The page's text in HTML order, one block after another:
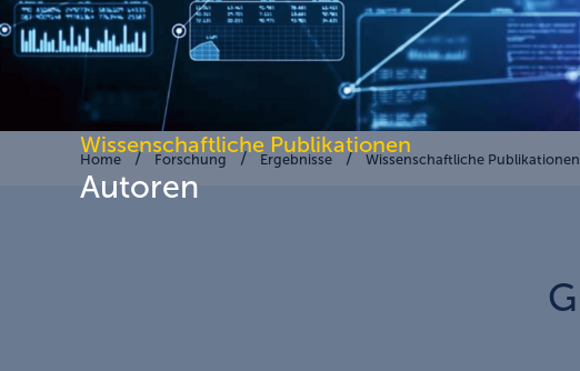
Wissenschaftliche Publikationen
Autoren
Home Forschung Ergebnisse Wissenschaftliche Publikationen
G